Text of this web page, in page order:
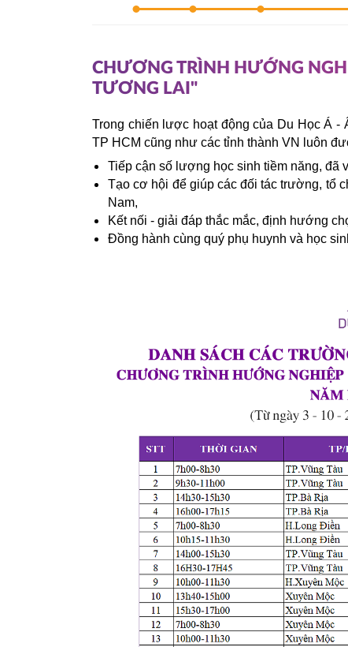
CHƯƠNG TRÌNH HƯỚNG
TƯƠNG LAI"
Trong chiến lược hoạt động của Du Học Á -
TP HCM cũng như các tỉnh thành VN luôn
Tiếp cận số lượng học sinh tiềm năng, đã
Tạo cơ hội để giúp các đối tác trường, tổ
Nam,
Kết nối - giải đáp thắc mắc, định hướng
Đồng hành cùng quý phụ huynh và học